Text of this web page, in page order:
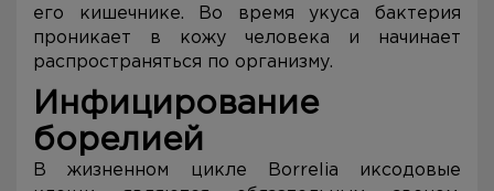
его кишечнике. Во время укуса бактерия
проникает в кожу человека и начинает
распространяться по организму.
Инфицирование
борелией
В жизненном цикле Borrelia иксодовые